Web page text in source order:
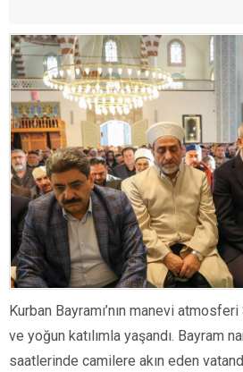
Kurban Bayramı’nın manevi
ve yoğun katılımla yaşandı. Bayram
saatlerinde camilere akın eden